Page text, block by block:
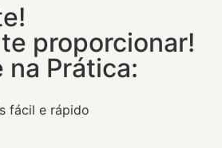
proporcionar!
Prática:
fácil e rápido